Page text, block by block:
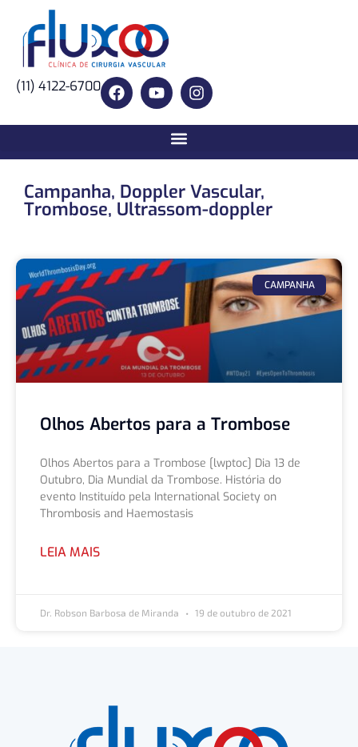
(11) 4122-6700
Campanha, Doppler Vascular,
Trombose, Ultrassom-doppler
CAMPANHA
Olhos Abertos para a Trombose
Olhos Abertos para a Trombose [lwptoc] Dia 13 de
Outubro, Dia Mundial da Trombose. História do
evento Instituído pela International Society on
Thrombosis and Haemostasis
LEIA MAIS
Dr. Robson Barbosa de Miranda 19 de outubro de 2021